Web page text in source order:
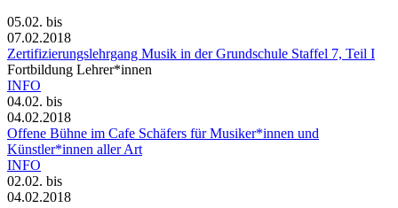
05.02. bis
07.02.2018
Zertifizierungslehrgang Musik in der Grundschule Staffel 7, Teil I
Fortbildung Lehrer*innen
INFO
04.02. bis
04.02.2018
Offene Bühne im Cafe Schäfers für Musiker*innen und
Künstler*innen aller Art
INFO
02.02. bis
04.02.2018